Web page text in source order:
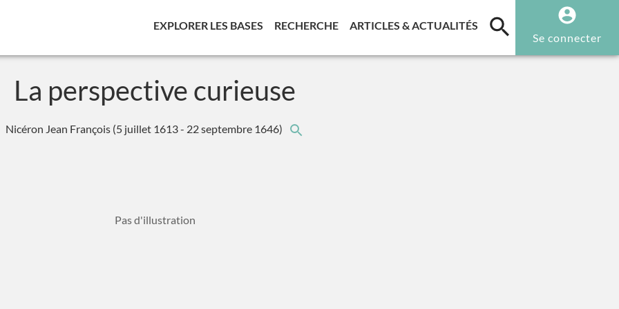
EXPLORER LES BASES (CURRENT)
RECHERCHE(CURRENT)
ARTICLES & ACTUALITÉS (CURRENT)
Se connecter
La perspective curieuse
Nicéron Jean François (5 juillet 1613 - 22 septembre 1646)
Pas d'illustration